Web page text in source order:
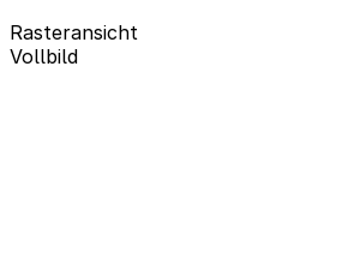
Rasteransicht
Vollbild